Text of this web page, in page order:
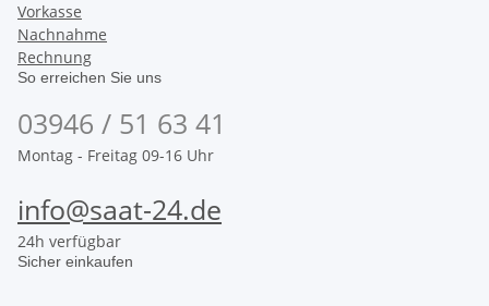
Vorkasse
Nachnahme
Rechnung
So erreichen Sie uns
03946 / 51 63 41
Montag - Freitag 09-16 Uhr
info@saat-24.de
24h verfügbar
Sicher einkaufen